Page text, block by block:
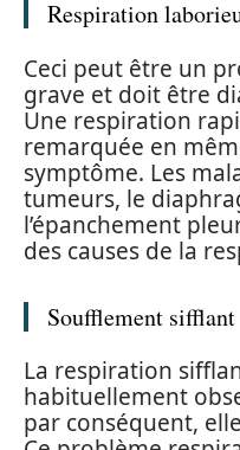
Respiration
Ceci peut être un
grave et doit être
Une respiration
remarquée en
symptôme. Les
tumeurs, le
l’épanchement
des causes de la
Soufflement sifflant
La respiration
habituellement
par conséquent,